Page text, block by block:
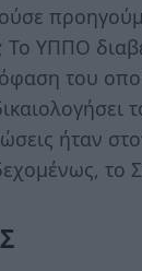
ΥΠΠΟ
του
ήταν
το